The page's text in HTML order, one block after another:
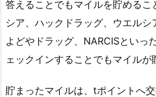
答えることでもマイルを貯める
シア、ハックドラッグ、ウエルシ
よどやドラッグ、NARCISといっ
ェックインすることでもマイルが
貯まったマイルは、tポイントへ交